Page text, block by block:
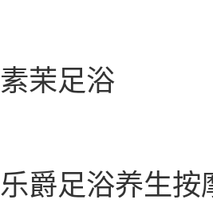
素茉足浴
乐爵足浴养生按